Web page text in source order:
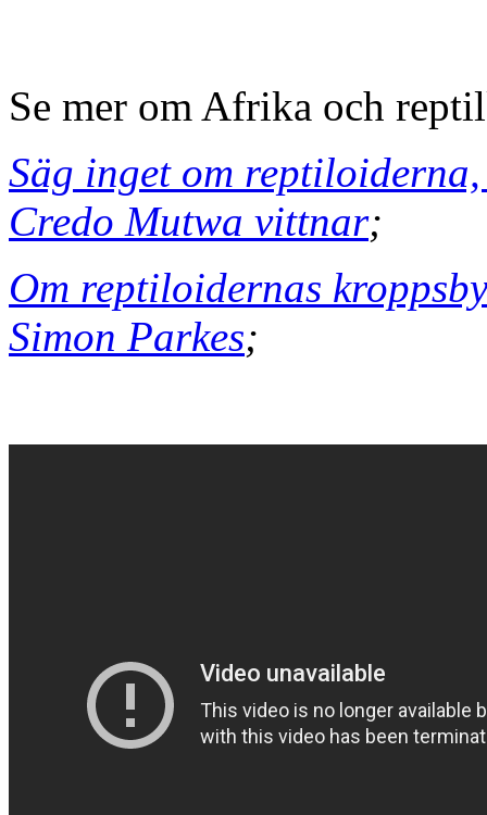
Se mer om Afrika och
Säg inget om
Credo Mutwa vittnar;
Om reptiloidernas
Simon Parkes;